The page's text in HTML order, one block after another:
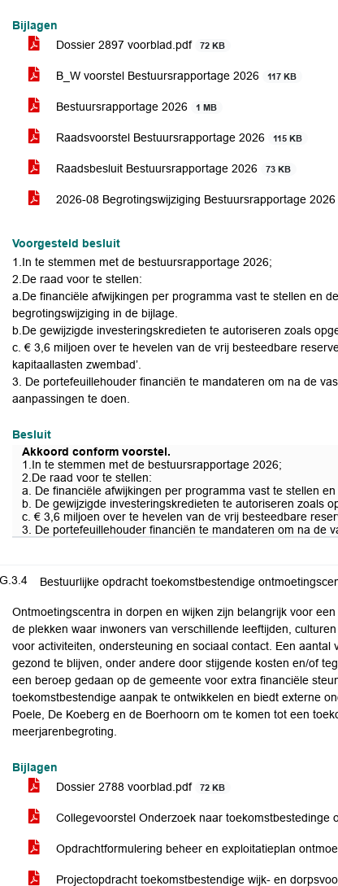
Bijlagen
Dossier 2897 voorblad.pdf
72 KB
B_W voorstel Bestuursrapportage 2026 117 KB
Bestuursrapportage 2026 1 MB
Raadsvoorstel Bestuursrapportage 2026 115 KB
Raadsbesluit Bestuursrapportage 2026 73 KB
2026-08 Begrotingswijziging Bestuursrapportage 2026
Voorgesteld besluit
1.In te stemmen met de bestuursrapportage 2026;
2.De raad voor te stellen:
a.De financiële afwijkingen per programma vast te stellen en
begrotingswijziging in de bijlage.
b.De gewijzigde investeringskredieten te autoriseren zoals
c. € 3,6 miljoen over te hevelen van de vrij besteedbare
kapitaallasten zwembad’.
3. De portefeuillehouder financiën te mandateren om na de
aanpassingen te doen.
Besluit
Akkoord conform voorstel.
1.In te stemmen met de bestuursrapportage 2026;
2.De raad voor te stellen:
a. De financiële afwijkingen per programma vast te stellen
b. De gewijzigde investeringskredieten te autoriseren zoals
c. € 3,6 miljoen over te hevelen van de vrij besteedbare
3. De portefeuillehouder financiën te mandateren om na de
Bestuurlijke opdracht toekomstbestendige
Ontmoetingscentra in dorpen en wijken zijn belangrijk voor
de plekken waar inwoners van verschillende leeftijden,
voor activiteiten, ondersteuning en sociaal contact. Een
gezond te blijven, onder andere door stijgende kosten en/of
een beroep gedaan op de gemeente voor extra financiële
toekomstbestendige aanpak te ontwikkelen en biedt externe
Poele, De Koeberg en de Boerhoorn om te komen tot een
meerjarenbegroting.
Bijlagen
Dossier 2788 voorblad.pdf
72 KB
Collegevoorstel Onderzoek naar toekomstbestedinge
Opdrachtformulering beheer en exploitatieplan
Projectopdracht toekomstbestendige wijk- en